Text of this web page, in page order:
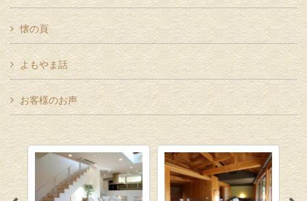
懐の頁
よもやま話
お客様のお声